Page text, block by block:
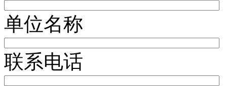
单位名称
联系电话